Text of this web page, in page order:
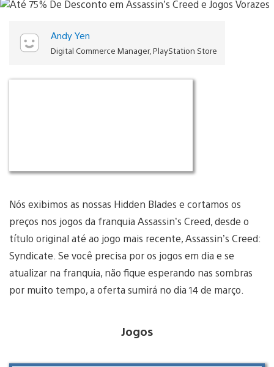
Andy Yen
Digital Commerce Manager, PlayStation Store
Nós exibimos as nossas Hidden Blades e cortamos os
preços nos jogos da franquia Assassin’s Creed, desde o
título original até ao jogo mais recente, Assassin’s Creed:
Syndicate. Se você precisa por os jogos em dia e se
atualizar na franquia, não fique esperando nas sombras
por muito tempo, a oferta sumirá no dia 14 de março.
Jogos